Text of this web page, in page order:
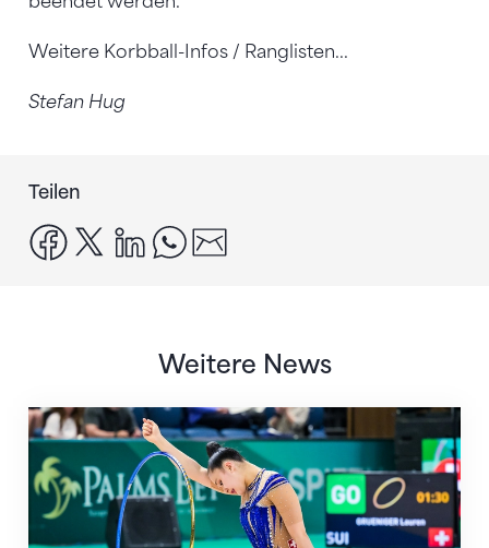
Weitere Korbball-Infos / Ranglisten...
Stefan Hug
Teilen
facebook
x linkedinwhatsapp
Weitere News
Nächster Halt: Weltmeisterschaft